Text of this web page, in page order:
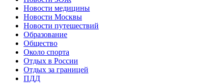
Новости медицины
Новости Москвы
Новости путешествий
Образование
Общество
Около спорта
Отдых в России
Отдых за границей
ПДД